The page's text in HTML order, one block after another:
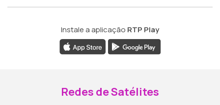
Instale a aplicação RTP Play
Redes de Satélites